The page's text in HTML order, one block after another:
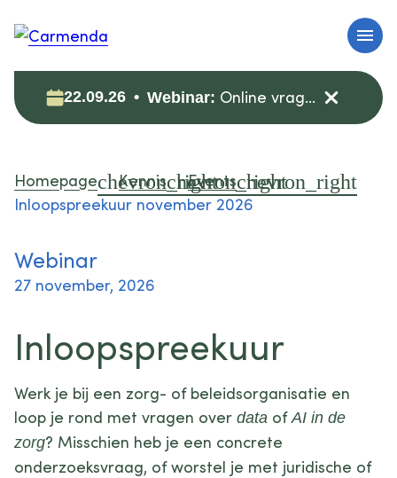
22.09.26 Webinar: Online vragenuur: zorgdata veilig (her)gebruiken voor onderzoek
Homepage Kennis
Events
Inloopspreekuur november 2026
Webinar
27 november, 2026
Inloopspreekuur
Werk je bij een zorg- of beleidsorganisatie en
loop je rond met vragen over data ofAI in de
zorg? Misschien heb je een concrete
onderzoeksvraag, of worstel je met juridische of